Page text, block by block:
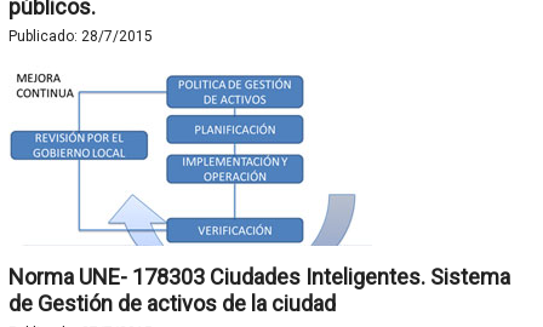
públicos.
Publicado: 28/7/2015
Norma UNE- 178303 Ciudades Inteligentes. Sistema
de Gestión de activos de la ciudad